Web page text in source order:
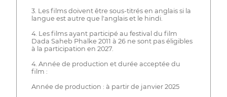
3. Les films doivent être sous-titrés en anglais si la
langue est autre que l'anglais et le hindi.
4. Les films ayant participé au festival du film
Dada Saheb Phalke 2011 à 26 ne sont pas éligibles
à la participation en 2027.
4. Année de production et durée acceptée du
film :
Année de production : à partir de janvier 2025